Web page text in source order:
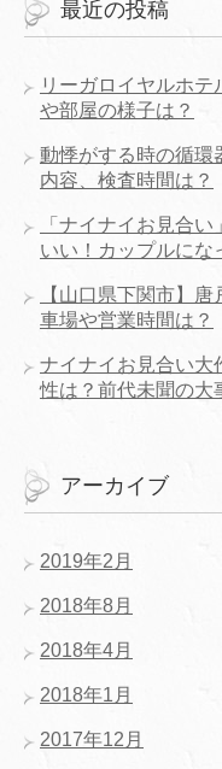
最近の投稿
リーガロイヤルホテ
や部屋の様子は？
動悸がする時の循環
内容、検査時間は？
「ナイナイお見合
いい！カップルにな
【山口県下関市】
車場や営業時間は？
ナイナイお見合い大
性は？前代未聞の大
アーカイブ
2019年2月
2018年8月
2018年4月
2018年1月
2017年12月